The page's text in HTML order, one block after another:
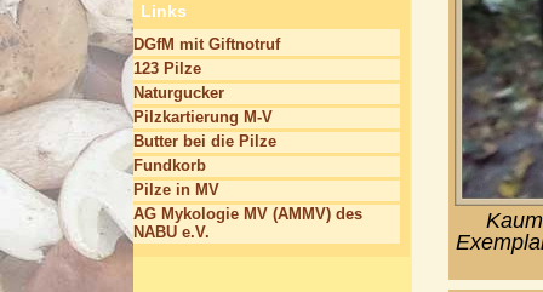
Links
DGfM mit Giftnotruf
123 Pilze
Naturgucker
Pilzkartierung M-V
Butter bei die Pilze
Fundkorb
Pilze in MV
AG Mykologie MV (AMMV) des
NABU e.V.